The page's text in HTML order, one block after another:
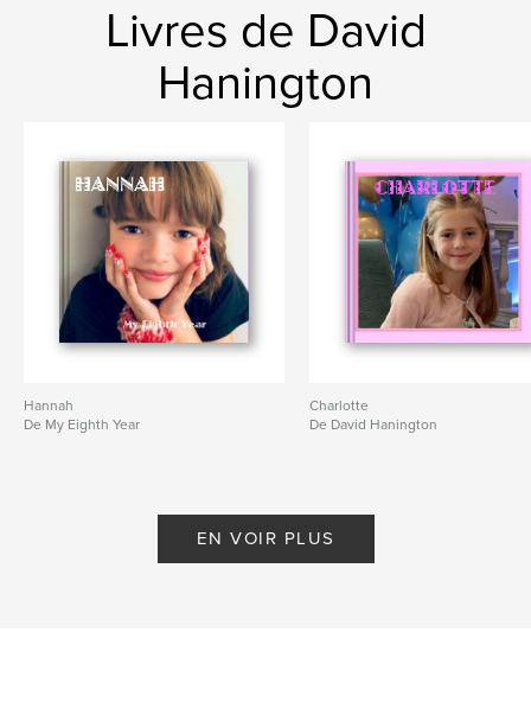
Livres de David
Hanington
Hannah
De My Eighth Year
Charlotte
De David Hanington
EN VOIR PLUS